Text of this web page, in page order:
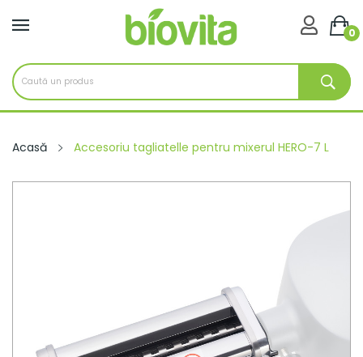
0

Acasă Accesoriu tagliatelle pentru mixerul HERO-7 L